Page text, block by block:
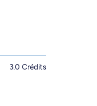
3.0 Crédits